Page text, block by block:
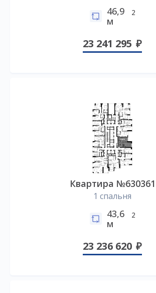
46,9
м
2
23 241 295
Квартира №630361
1 спальня
43,6
м
2
23 236 620